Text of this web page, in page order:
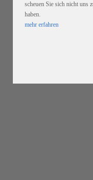
scheuen Sie sich nicht uns
haben.
mehr erfahren